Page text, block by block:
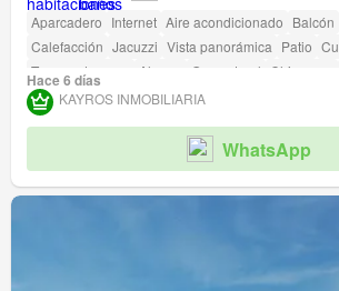
Aparcadero Internet Aire acondicionado Balcón
Calefacción Jacuzzi Vista panorámica Patio
Tanque de agua
Alarma Gas natural Chimenea
Seguridad privada Gimnasio
Jardín
Acceso para personas con discapacidad
Cancha
Hace 6 días
KAYROS INMOBILIARIA
WhatsApp